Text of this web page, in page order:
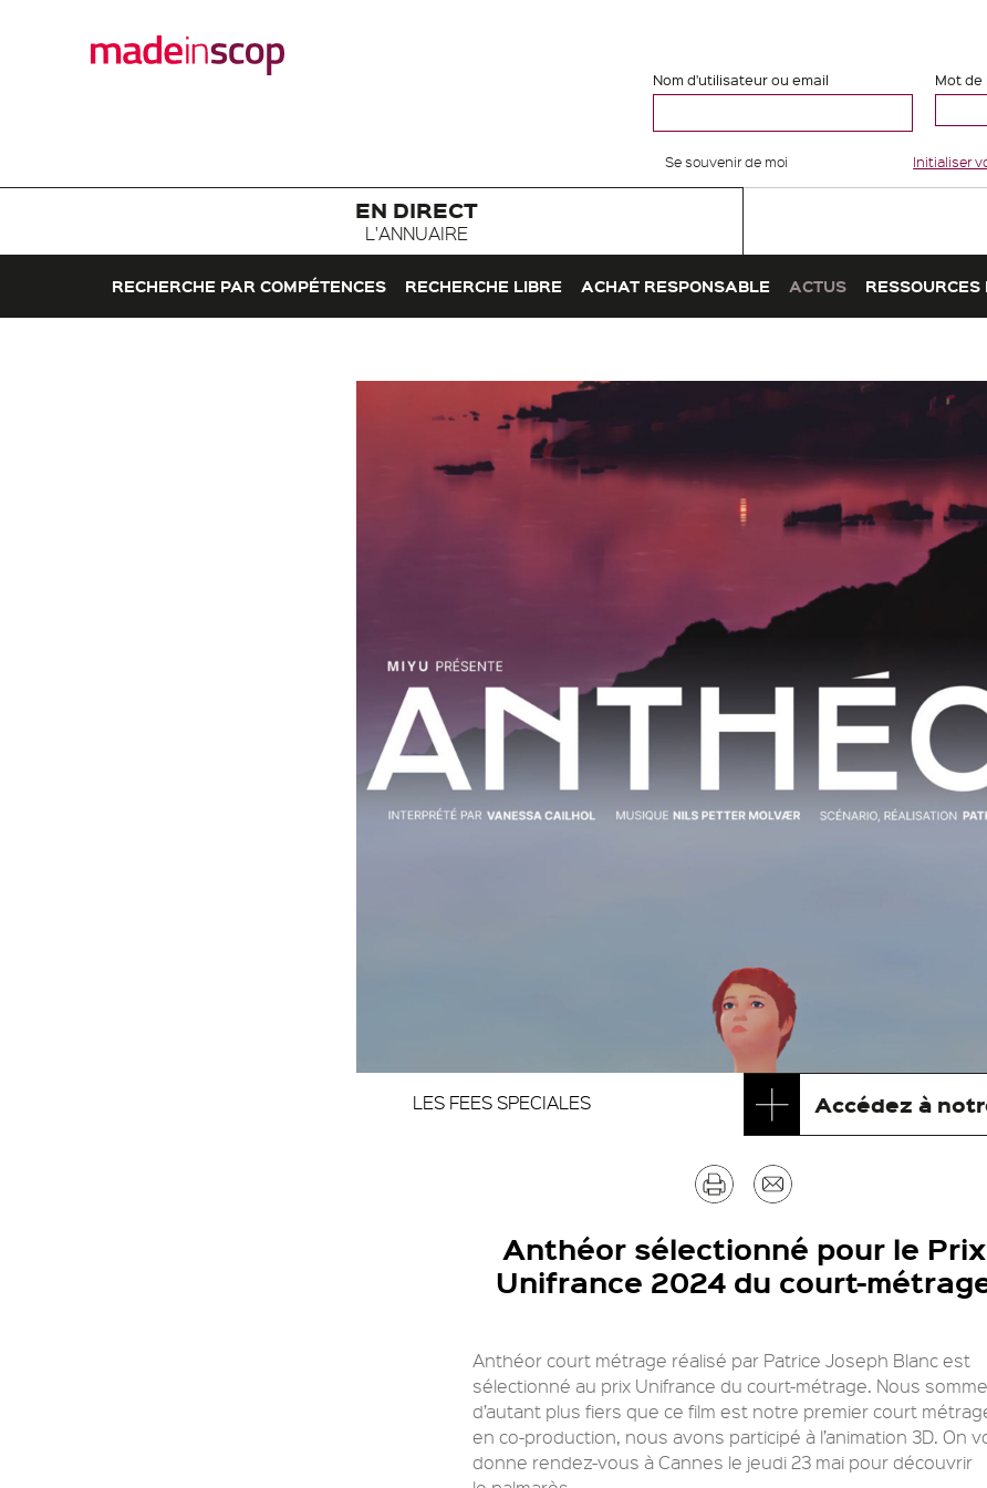
Nom d'utilisateur ou email Mot de
Se souvenir de moi Initialiser
EN DIRECT
L'ANNUAIRE
RECHERCHE PAR COMPÉTENCES RECHERCHE LIBRE ACHAT RESPONSABLE ACTUS RESSOURCES
LES FEES SPECIALES Accédez à
Imprimer
mail
Anthéor sélectionné pour le Prix
Unifrance 2024 du court-
Anthéor court métrage réalisé par Patrice Joseph Blanc est
sélectionné au prix Unifrance du court-métrage. Nous
d’autant plus fiers que ce film est notre premier court
en co-production, nous avons participé à l’animation 3D. On
donne rendez-vous à Cannes le jeudi 23 mai pour découvrir